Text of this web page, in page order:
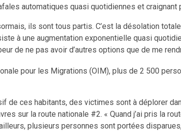
automatiques quasi quotidiennes et
ils sont tous partis. C’est la désolation
à une augmentation exponentielle quasi
de ne pas avoir d’autres options que de me
pour les Migrations (OIM), plus de 2 500
de ces habitants, des victimes sont à déplorer
sur la route nationale #2. « Quand j’ai pris la
plusieurs personnes sont portées